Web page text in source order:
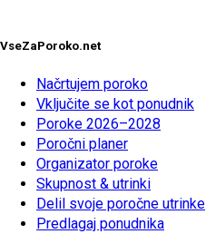
VseZaPoroko.net
Načrtujem poroko
Vključite se kot ponudnik
Poroke 2026–2028
Poročni planer
Organizator poroke
Skupnost & utrinki
Delil svoje poročne utrinke
Predlagaj ponudnika